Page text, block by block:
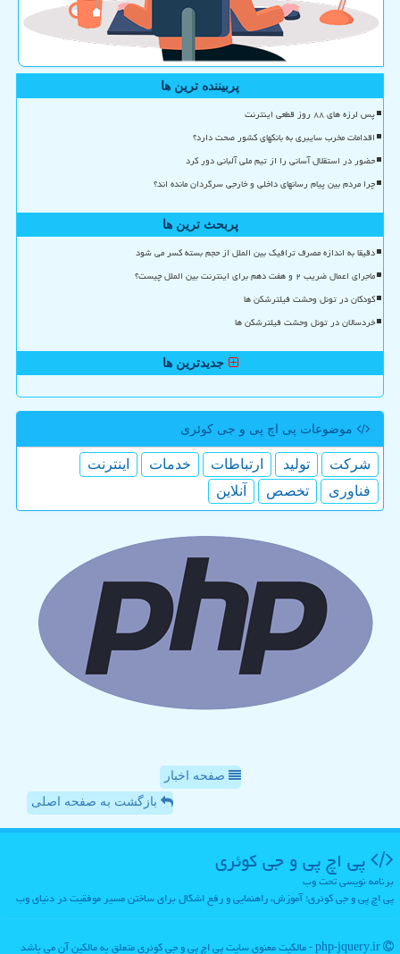
پربیننده ترین ها
پس لرزه های ۸۸ روز قطعی اینترنت
اقدامات مخرب سایبری به بانکهای کشور صحت دارد؟
حضور در استقلال آسانی را از تیم ملی آلبانی دور کرد
چرا مردم بین پیام رسانهای داخلی و خارجی سرگردان مانده اند؟
پربحث ترین ها
دقیقا به اندازه مصرف ترافیک بین الملل از حجم بسته کسر می شود
ماجرای اعمال ضریب ۲ و هفت دهم برای اینترنت بین الملل چیست؟
کودکان در تونل وحشت فیلترشکن ها
خردسالان در تونل وحشت فیلترشکن ها
جدیدترین ها
موضوعات پی اچ پی و جی كوئری
شركت تولید ارتباطات خدمات
اینترنت
فناوری
تخصص آنلاین
صفحه اخبار
بازگشت به صفحه اصلی
پی اچ پی و جی كوئری
برنامه نویسی تحت وب
پی اچ پی و جی کوئری؛ آموزش، راهنمایی و رفع اشکال برای ساختن مسیر موفقیت در دنیای وب